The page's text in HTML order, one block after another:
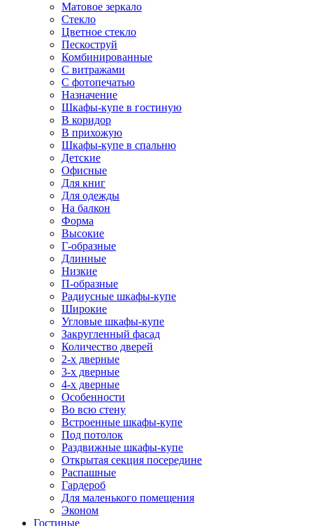
Матовое зеркало
Стекло
Цветное стекло
Пескоструй
Комбинированные
С витражами
С фотопечатью
Назначение
Шкафы-купе в гостиную
В коридор
В прихожую
Шкафы-купе в спальню
Детские
Офисные
Для книг
Для одежды
На балкон
Форма
Высокие
Г-образные
Длинные
Низкие
П-образные
Радиусные шкафы-купе
Широкие
Угловые шкафы-купе
Закругленный фасад
Количество дверей
2-х дверные
3-х дверные
4-х дверные
Особенности
Во всю стену
Встроенные шкафы-купе
Под потолок
Раздвижные шкафы-купе
Открытая секция посередине
Распашные
Гардероб
Для маленького помещения
Эконом
Гостиные